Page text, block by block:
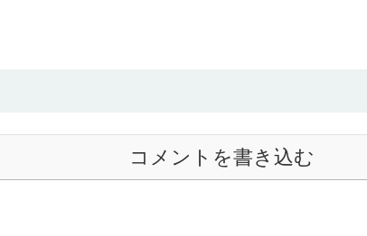
コメントを書き込む